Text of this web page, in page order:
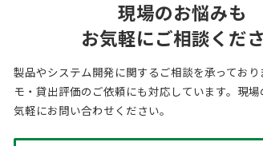
現場のお悩みも
お気軽にご相談くだ
製品やシステム開発に関するご相談を承ってお
モ・貸出評価のご依頼にも対応しています。現
気軽にお問い合わせください。